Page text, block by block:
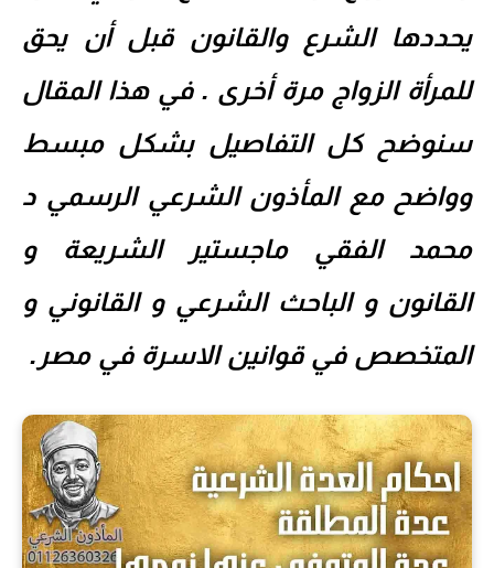
يحددها الشرع والقانون قبل أن يحق
للمرأة الزواج مرة أخرى . في هذا المقال
سنوضح كل التفاصيل بشكل مبسط
وواضح مع المأذون الشرعي الرسمي د
محمد الفقي ماجستير الشريعة و
القانون و الباحث الشرعي و القانوني و
المتخصص في قوانين الاسرة في مصر.